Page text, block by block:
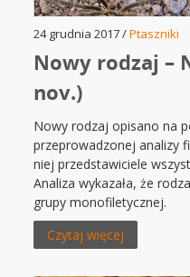
24 grudnia 2017 /Ptaszniki
Nowy rodzaj –
nov.)
Nowy rodzaj opisano na
przeprowadzonej analizy
niej przedstawiciele
Analiza wykazała, że
grupy monofiletycznej.
Czytaj więcej